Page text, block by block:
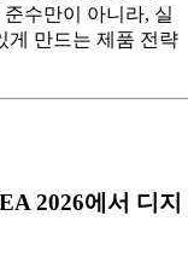
수만이 아니라, 실
게 만드는 제품 전략
2026에서 디지